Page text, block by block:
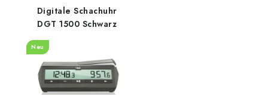
Digitale Schachuhr
DGT 1500 Schwarz
Neu